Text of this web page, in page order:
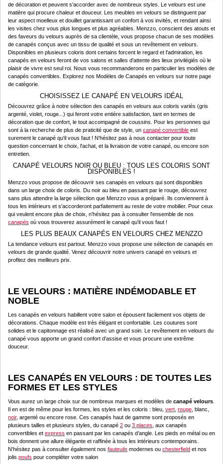
de décoration et peuvent s'accorder avec de nombreux styles. Le velours est une
matière qui procure chaleur et douceur. Les meubles en velours se distinguent par
leur aspect moelleux et douillet garantissant un confort à vos invités, et rendant ainsi
les visites chez vous plus longues et plus agréables. Menzzo, conscient des atouts et
des faveurs du velours auprès de sa clientèle, vous propose chacun de ses modèles
de canapés conçus avec un tissu de qualité et sous un revêtement en velours.
Disponibles en plusieurs coloris dont certains forcent le regard et l'admiration, les
canapés en velours feront de vos salons et salles d'attente des lieux privilégiés où le
plaisir de vivre est seul roi. Nous vous recommanderons en particulier les modèles de
canapés convertibles. Explorez nos Modèles de Canapés en velours sur notre page
de catégorie.
CHOISISSEZ LE CANAPÉ EN VELOURS IDÉAL
Découvrez grâce à notre sélection des canapés en velours aux coloris variés (gris
argenté, violet, rouge...) qui feront votre entière satisfaction, tant en termes de
décoration que de confort, le tout accompagné de coussins. Pour les personnes qui
sont à la recherche de plus de praticité que de style, un canapé convertible est
surement le canapé qu'il vous faut ! N'hésitez pas à nous contacter pour toute
question concernant le choix, l'achat, et la livraison de votre canapé, ou encore son
entretien.
CANAPÉ VELOURS NOIR OU BLEU : TOUS LES COLORIS SONT
DISPONIBLES !
Menzzo vous propose de découvrir ses canapés en velours qui sont disponibles
dans un large choix de coloris. Du noir au bleu en passant par le rouge, découvrez
sans plus attendre la large sélection que Menzzo vous a préparé. Ils conviennent à
tous les intérieurs et s'accorderont parfaitement au reste de votre mobilier. Pour ceux
qui veulent encore plus de choix, n'hésitez pas à consulter l'ensemble de nos
canapés où vous trouverez assurément le canapé qu'il vous faut !
LES PLUS BEAUX CANAPÉS EN VELOURS CHEZ MENZZO
La tendance velours est partout. Menzzo vous propose une sélection de canapés en
velours de grande qualité. Venez découvrir notre univers canapé en velours et
profitez des meilleurs prix.
LE VELOURS : MATIÈRE INDÉMODABLE ET
NOBLE
Les canapés en velours habillent votre salon et épousent facilement vos objets de
décorations. Chaque modèle est très élégant et confortable. Les coutures sont
solides et le capitonnage est réalisé avec un grand soin. Le revêtement en velours du
canapé vous apporte un grand confort d’assise et vous procure une extrême
douceur.
LES CANAPÉS EN VELOURS : DE TOUTES LES
FORMES ET LES STYLES
Vous aurez un large choix sur de nombreux marques et modèles de canapé velours
Il en est de même pour les formes, les styles et les coloris : bleu, vert rouge , blanc,
noir, argenté ou encore rose. Ces canapés haut de gamme sont proposés en
plusieurs tailles et plusieurs styles, du canapé 2 ou 3 places , aux canapés
convertibles et express en passant par les canapés d’angle. Les pieds en métal ou en
bois donnent une allure élégante et raffinée à tous les intérieurs contemporains.
N'hésitez pas à consulter également nos fauteuils modernes ou chesterfield et nos
jolis poufs pour compléter votre salon